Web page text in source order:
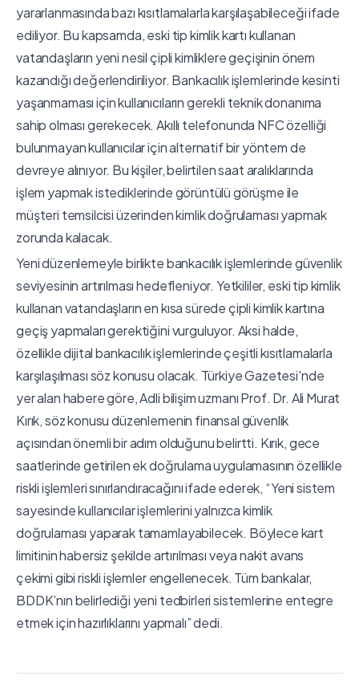
yararlanmasında bazı kısıtlamalarla karşılaşabileceği ifade
ediliyor. Bu kapsamda, eski tip kimlik kartı kullanan
vatandaşların yeni nesil çipli kimliklere geçişinin önem
kazandığı değerlendiriliyor. Bankacılık işlemlerinde kesinti
yaşanmaması için kullanıcıların gerekli teknik donanıma
sahip olması gerekecek. Akıllı telefonunda NFC özelliği
bulunmayan kullanıcılar için alternatif bir yöntem de
devreye alınıyor. Bu kişiler, belirtilen saat aralıklarında
işlem yapmak istediklerinde görüntülü görüşme ile
müşteri temsilcisi üzerinden kimlik doğrulaması yapmak
zorunda kalacak.
Yeni düzenlemeyle birlikte bankacılık işlemlerinde güvenlik
seviyesinin artırılması hedefleniyor. Yetkililer, eski tip kimlik
kullanan vatandaşların en kısa sürede çipli kimlik kartına
geçiş yapmaları gerektiğini vurguluyor. Aksi halde,
özellikle dijital bankacılık işlemlerinde çeşitli kısıtlamalarla
karşılaşılması söz konusu olacak. Türkiye Gazetesi'nde
yer alan habere göre, Adli bilişim uzmanı Prof. Dr. Ali Murat
Kırık, söz konusu düzenlemenin finansal güvenlik
açısından önemli bir adım olduğunu belirtti. Kırık, gece
saatlerinde getirilen ek doğrulama uygulamasının özellikle
riskli işlemleri sınırlandıracağını ifade ederek, “Yeni sistem
sayesinde kullanıcılar işlemlerini yalnızca kimlik
doğrulaması yaparak tamamlayabilecek. Böylece kart
limitinin habersiz şekilde artırılması veya nakit avans
çekimi gibi riskli işlemler engellenecek. Tüm bankalar,
BDDK’nın belirlediği yeni tedbirleri sistemlerine entegre
etmek için hazırlıklarını yapmalı” dedi.